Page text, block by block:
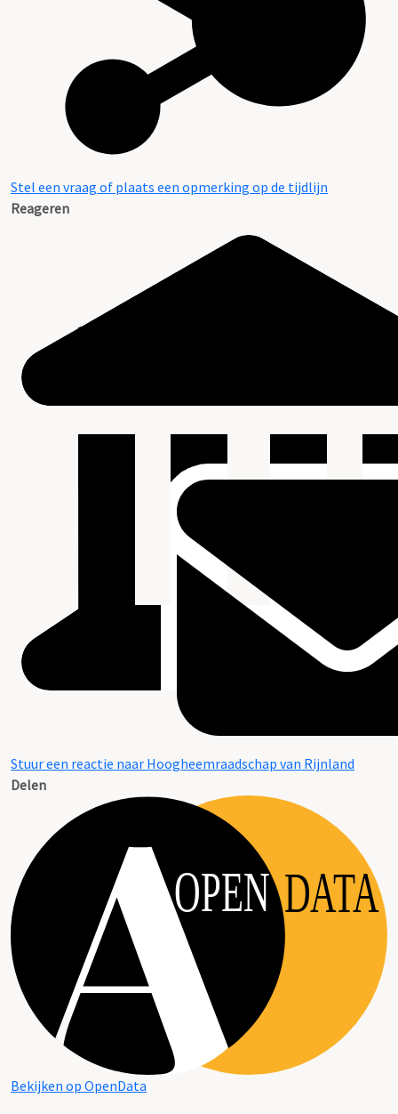
Stel een vraag of plaats een opmerking op de tijdlijn
Reageren
Stuur een reactie naar Hoogheemraadschap van Rijnland
Delen
OPEN DATA
Bekijken op OpenData